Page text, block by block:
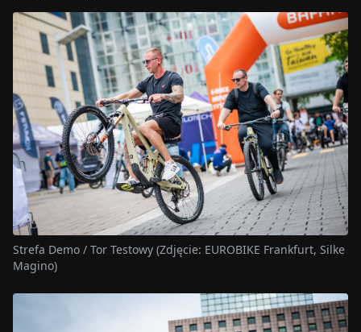
Strefa Demo / Tor Testowy (Zdjęcie: EUROBIKE Frankfurt, Silke
Magino)